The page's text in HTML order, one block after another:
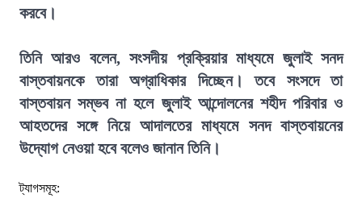
করবে।
তিনি আরও বলেন, সংসদীয় প্রক্রিয়ার মাধ্যমে জুলাই সনদ
বাস্তবায়নকে তারা অগ্রাধিকার দিচ্ছেন। তবে সংসদে তা
বাস্তবায়ন সম্ভব না হলে জুলাই আন্দোলনের শহীদ পরিবার ও
আহতদের সঙ্গে নিয়ে আদালতের মাধ্যমে সনদ বাস্তবায়নের
উদ্যোগ নেওয়া হবে বলেও জানান তিনি।
ট্যাগসমূহ: